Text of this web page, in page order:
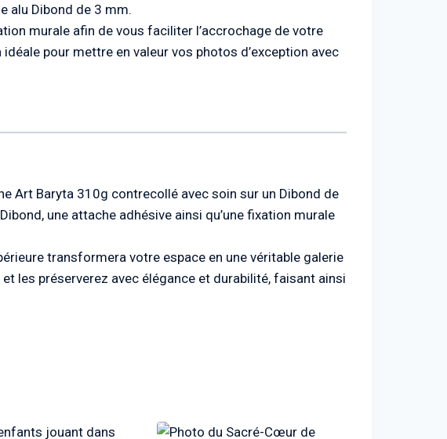
alu Dibond de 3 mm.
murale afin de vous faciliter l’accrochage de votre
pour mettre en valeur vos photos d’exception avec
Art Baryta 310g contrecollé avec soin sur un Dibond de
une attache adhésive ainsi qu’une fixation murale
transformera votre espace en une véritable galerie
les préserverez avec élégance et durabilité, faisant ainsi